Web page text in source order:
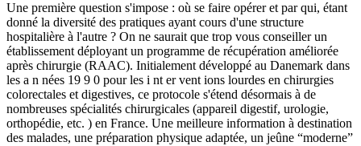
Une première question s'impose : où se faire opérer et par qui, étant
donné la diversité des pratiques ayant cours d'une structure
hospitalière à l'autre ? On ne saurait que trop vous conseiller un
établissement déployant un programme de récupération améliorée
après chirurgie (RAAC). Initialement développé au Danemark dans
les a n nées 19 9 0 pour les i nt er vent ions lourdes en chirurgies
colorectales et digestives, ce protocole s'étend désormais à de
nombreuses spécialités chirurgicales (appareil digestif, urologie,
orthopédie, etc. ) en France. Une meilleure information à destination
des malades, une préparation physique adaptée, un jeûne “moderne”